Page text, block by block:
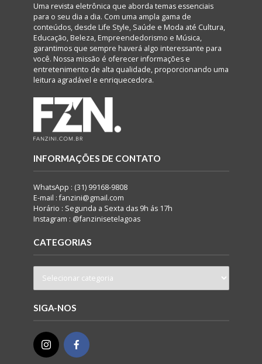
Uma revista eletrônica que aborda temas essenciais
para o seu dia a dia. Com uma ampla gama de
conteúdos, desde Life Style, Saúde e Moda até Cultura,
Educação, Beleza, Empreendedorismo e Música,
garantimos que sempre haverá algo interessante para
você. Nossa missão é oferecer informações e
entretenimento de alta qualidade, proporcionando uma
leitura agradável e enriquecedora.
INFORMAÇÕES DE CONTATO
WhatsApp : (31) 99168-9808
E-mail : fanzini@gmail.com
Horário : Segunda a Sexta das 9h ás 17h
Instagram : @fanzinisetelagoas
CATEGORIAS
SIGA-NOS